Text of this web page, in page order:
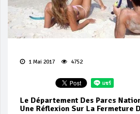
1 Mai 2017 4752
Le Département Des Parcs
Une Réflexion Sur La Fermeture